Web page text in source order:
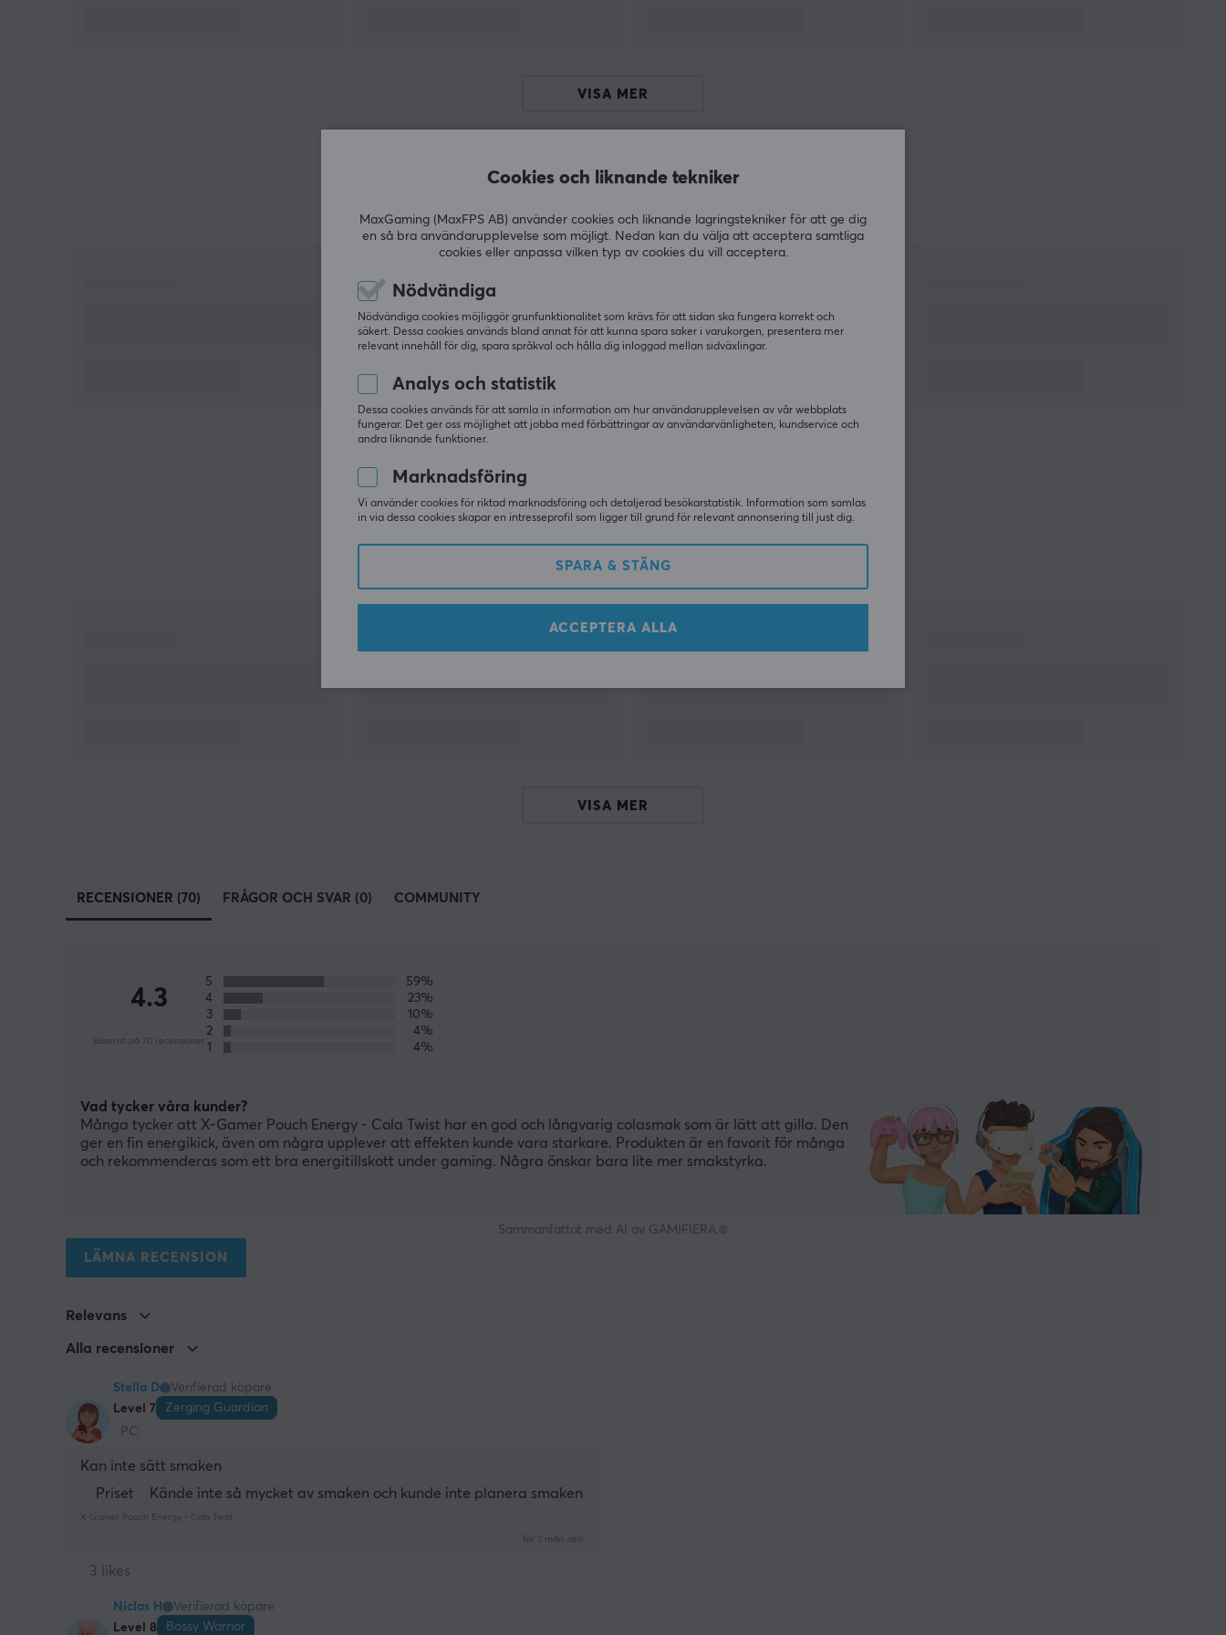
pengar och tänka på miljön genom att blanda
VISA MER
Andra köpte även
Andra tittade även på
VISA MER
RECENSIONER (70) FRÅGOR OCH SVAR (0) COMMUNITY
4.3
Baserat på 70 recensioner
5
59%
4
23%
3
10%
2
4%
1
4%
Vad tycker våra kunder?
Många tycker att X-Gamer Pouch Energy - Cola Twist har en god och långvarig colasmak som är lätt att gilla. Den
ger en fin energikick, även om några upplever att effekten kunde vara starkare. Produkten är en favorit för många
och rekommenderas som ett bra energitillskott under gaming. Några önskar bara lite mer smakstyrka.
Sammanfattat med AI av GAMIFIERA.®
LÄMNA RECENSION
Relevans
Alla recensioner
Stella D
Verifierad köpare
Level 7
Zerging Guardian
PC
Kan inte sätt smaken
Priset
Kände inte så mycket av smaken och kunde inte planera smaken
X-Gamer Pouch Energy - Cola Twist
för 2 mån. sen
3 likes
Niclas H
Verifierad köpare
Level 8
Bossy Warrior
Cookies och liknande tekniker
MaxGaming (MaxFPS AB) använder cookies och liknande lagringstekniker för att ge dig
en så bra användarupplevelse som möjligt. Nedan kan du välja att acceptera samtliga
cookies eller anpassa vilken typ av cookies du vill acceptera.
Nödvändiga
Nödvändiga cookies möjliggör grunfunktionalitet som krävs för att sidan ska fungera korrekt och
säkert. Dessa cookies används bland annat för att kunna spara saker i varukorgen, presentera mer
relevant innehåll för dig, spara språkval och hålla dig inloggad mellan sidväxlingar.
Analys och statistik
Dessa cookies används för att samla in information om hur användarupplevelsen av vår webbplats
fungerar. Det ger oss möjlighet att jobba med förbättringar av användarvänligheten, kundservice och
andra liknande funktioner.
Marknadsföring
Vi använder cookies för riktad marknadsföring och detaljerad besökarstatistik. Information som samlas
in via dessa cookies skapar en intresseprofil som ligger till grund för relevant annonsering till just dig.
SPARA & STÄNG
ACCEPTERA ALLA